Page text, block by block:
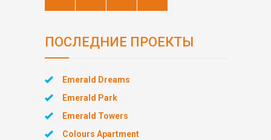
ПОСЛЕДНИЕ ПРОЕКТЫ
Emerald Dreams
Emerald Park
Emerald Towers
Colours Apartment